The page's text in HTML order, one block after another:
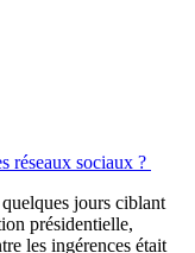
réseaux sociaux ?
jours ciblant
présidentielle,
les ingérences était